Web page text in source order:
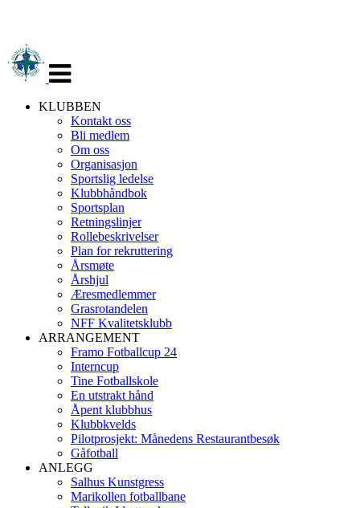
navigasjon
KLUBBEN
Kontakt oss
Bli medlem
Om oss
Organisasjon
Sportslig ledelse
Klubbhåndbok
Sportsplan
Retningslinjer
Rollebeskrivelser
Plan for rekruttering
Årsmøte
Årshjul
Æresmedlemmer
Grasrotandelen
NFF Kvalitetsklubb
ARRANGEMENT
Framo Fotballcup 24
Interncup
Tine Fotballskole
En utstrakt hånd
Åpent klubbhus
Klubbkvelds
Pilotprosjekt: Månedens Restaurantbesøk
Gåfotball
ANLEGG
Salhus Kunstgress
Marikollen fotballbane